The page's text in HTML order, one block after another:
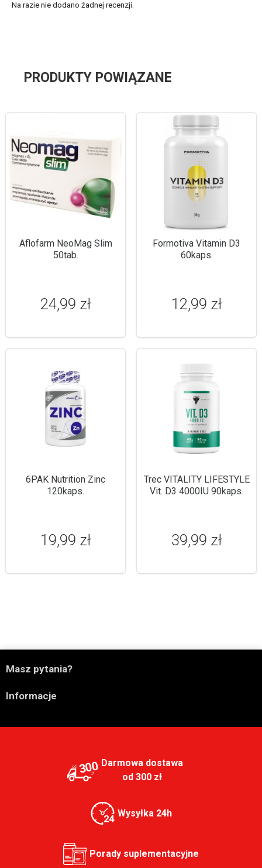
Na razie nie dodano żadnej recenzji.
PRODUKTY POWIĄZANE
Aflofarm NeoMag Slim
50tab.
24,99 zł
Formotiva Vitamin D3
60kaps.
12,99 zł
6PAK Nutrition Zinc
120kaps.
19,99 zł
Trec VITALITY LIFESTYLE
Vit. D3 4000IU 90kaps.
39,99 zł
Masz pytania?
Informacje
300 Darmowa dostawa
od 300 zł
Wysyłka 24h
Porady suplementacyjne